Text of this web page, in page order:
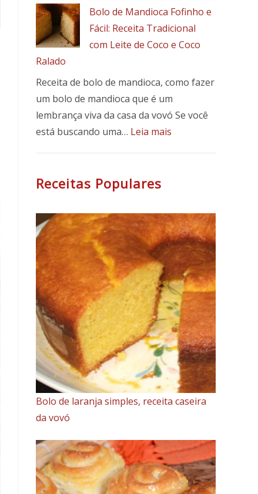
de
sabor
formigueiro
fofinho
tradicional
Bolo de Mandioca Fofinho e
Fácil: Receita Tradicional
com Leite de Coco e Coco
Ralado
Receita de bolo de mandioca, como fazer
um bolo de mandioca que é um
lembrança viva da casa da vovó Se você
está buscando uma… Leia mais
Fácil:
Receita
Tradicional
com
Leite
de
Coco
e
Coco
Ralado
Receitas Populares
Bolo de laranja simples, receita caseira
da vovó